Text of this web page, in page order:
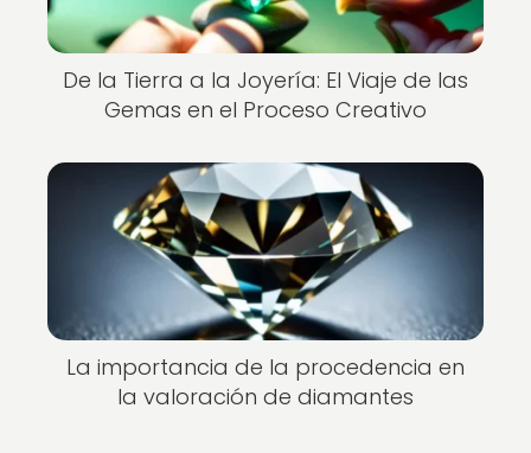
De la Tierra a la Joyería: El Viaje de las
Gemas en el Proceso Creativo
La importancia de la procedencia en
la valoración de diamantes